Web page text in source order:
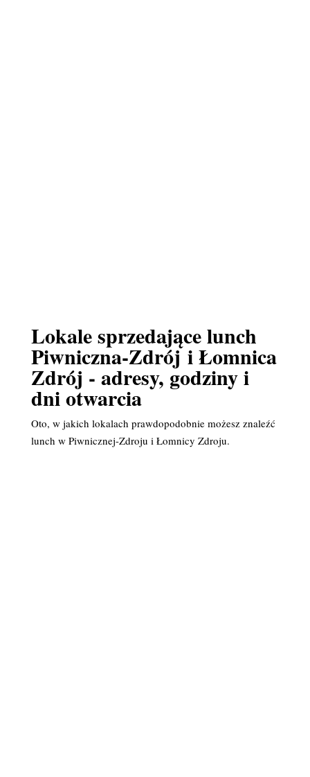
Lokale sprzedające lunch
Piwniczna-Zdrój i Łomnica
Zdrój - adresy, godziny i
dni otwarcia
Oto, w jakich lokalach prawdopodobnie możesz znaleźć
lunch w Piwnicznej-Zdroju i Łomnicy Zdroju.